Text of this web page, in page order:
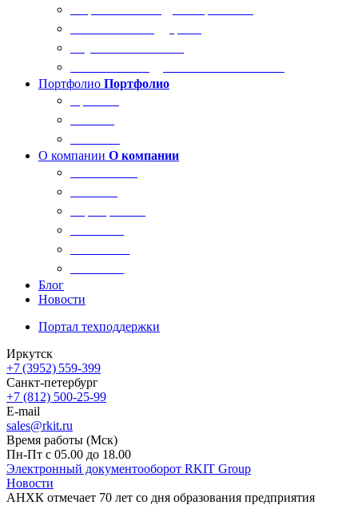
Портфолио Портфолио
О компании О компании
Блог
Новости
Портал техподдержки
Иркутск
+7 (3952) 559-399
Санкт-петербург
+7 (812) 500-25-99
E-mail
sales@rkit.ru
Время работы (Мск)
Пн-Пт с 05.00 до 18.00
Электронный документооборот RKIT Group
Новости
АНХК отмечает 70 лет со дня образования предприятия